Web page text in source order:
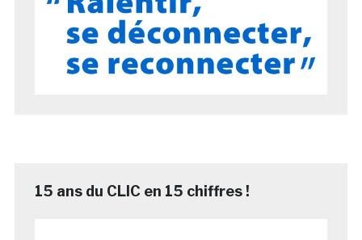
15 ans du CLIC en 15 chiffres !